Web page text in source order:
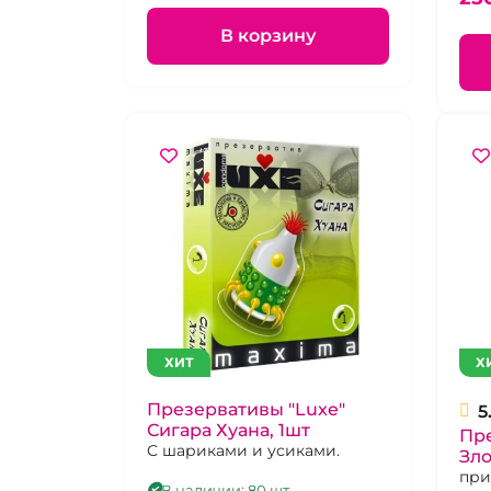
В корзину
ХИТ
Презервативы "Luxe"
Сигара Хуана, 1шт
С шариками и усиками.